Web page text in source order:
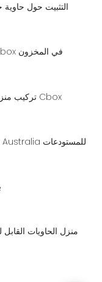
التثبيت حول
منزل حاوية قابلة للطي Cbox في المخزون
تركيب منزل الحاويات القابل للتوسيع Cbox
Cbox قابلة للطي الحاوية Australia للمستودعات
منزل الحاويات